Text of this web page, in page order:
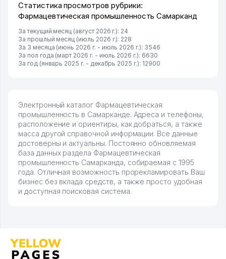
Статистика просмотров рубрики:
Фармацевтическая промышленность Самарканд
За текущий месяц (август 2026 г.): 24
За прошлый месяц (июль 2026 г.): 228
За 3 месяца (июнь 2026 г. - июль 2026 г.): 3546
За пол года (март 2026 г. - июль 2026 г.): 6630
За год (январь 2025 г. - декабрь 2025 г.): 12900
Электронный каталог Фармацевтическая
промышленность в Самарканде. Адреса и телефоны,
расположение и ориентиры, как добраться, а также
масса другой справочной информации. Все данные
достоверны и актуальны. Постоянно обновляемая
база данных раздела Фармацевтическая
промышленность Самарканда, собираемая с 1995
года. Отличная возможность прорекламировать Ваш
бизнес без вклада средств, а также просто удобная
и доступная поисковая система.